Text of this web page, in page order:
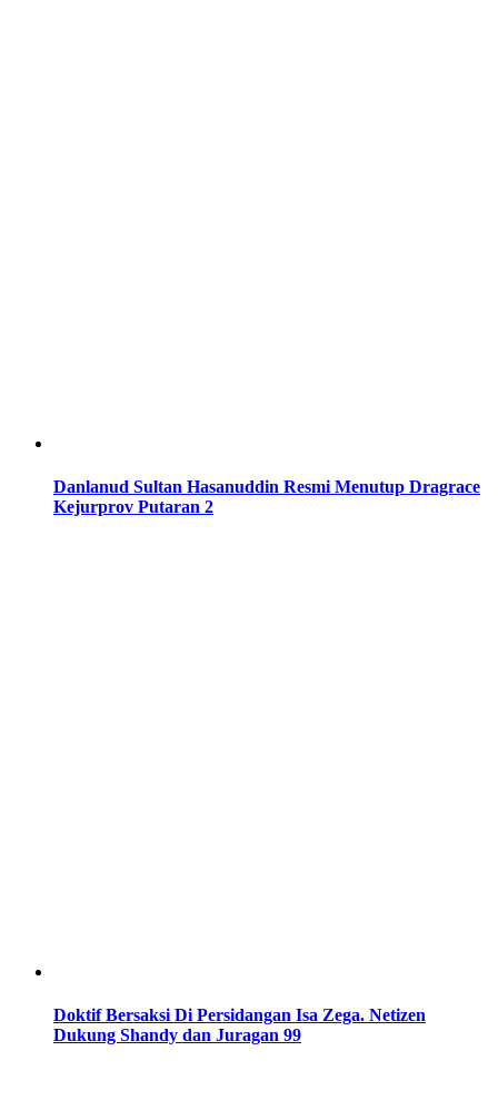
Danlanud Sultan Hasanuddin Resmi Menutup Dragrace
Kejurprov Putaran 2
Doktif Bersaksi Di Persidangan Isa Zega. Netizen
Dukung Shandy dan Juragan 99